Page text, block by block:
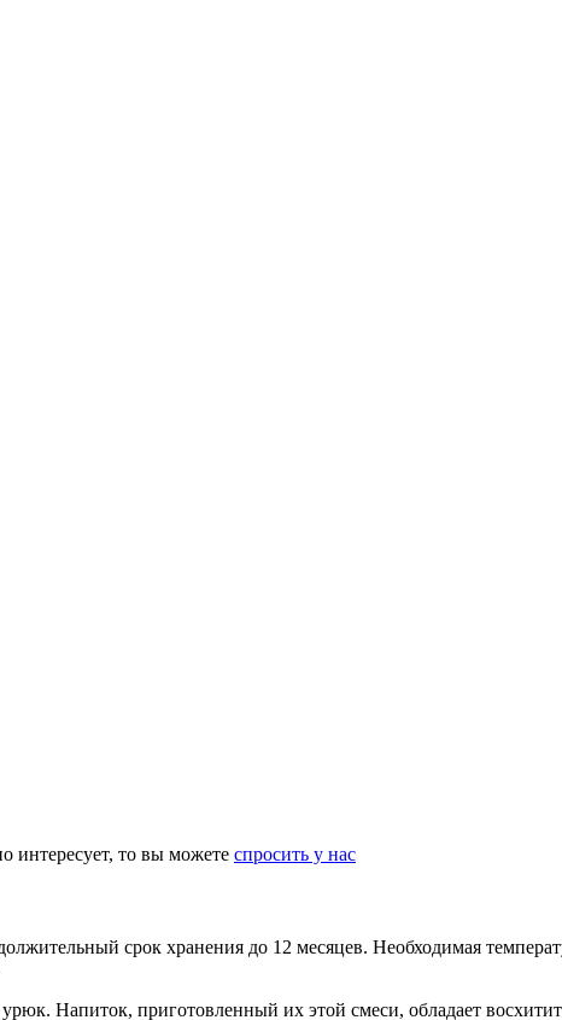
интересует, то вы можете спросить у нас
срок хранения до 12 месяцев. Необходимая
Напиток, приготовленный их этой смеси, обладает